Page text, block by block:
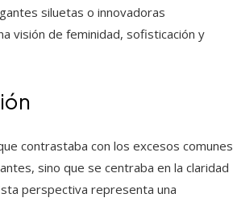
siluetas o innovadoras
visión de feminidad, sofisticación y
contrastaba con los excesos comunes
sino que se centraba en la claridad
perspectiva representa una